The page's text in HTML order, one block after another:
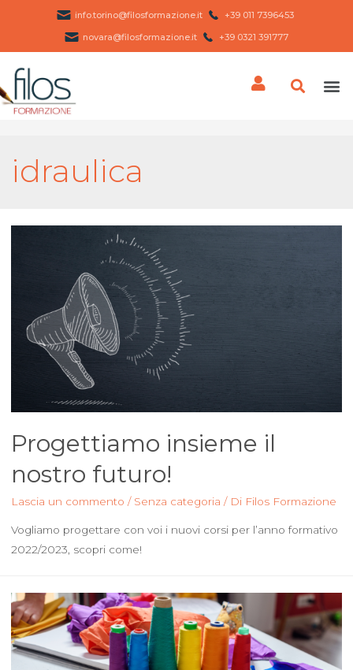
info.torino@filosformazione.it
+39 011 7396453 ​
novara@filosformazione.it
+39 0321 391777
idraulica
Progettiamo insieme il
nostro futuro!
Lascia un commento / Senza categoria / Di Filos Formazione
Vogliamo progettare con voi i nuovi corsi per l’anno formativo
2022/2023, scopri come!